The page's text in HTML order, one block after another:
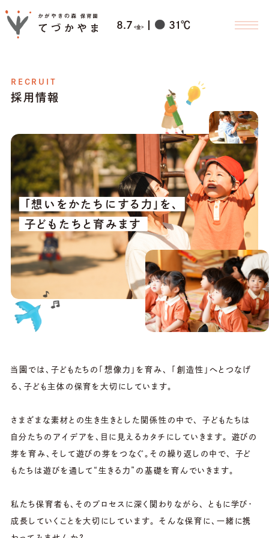
8.7 <金> 31 ℃
園について
園の特徴
職員の紹介
教育・保育
活動内容
１日のスケジュール
年間行事の紹介
入園案内
各種ダウンロード
採用情報
お問い合わせ
RECRUIT
採用情報
「想いをかたちにする力」を、
子どもたちと育みます
当園では、子どもたちの「想像力」を育み、 「創造性」へとつなげ
る、子ども主体の保育を大切にしています。
さまざまな素材との生き生きとした関係性の中で、 子どもたちは
自分たちのアイデアを、目に見えるカタチにしていきます。 遊びの
芽を育み、そして遊びの芽をつなぐ。その繰り返しの中で、 子ど
もたちは遊びを通して“生きる力”の基礎を育んでいきます。
私たち保育者も、そのプロセスに深く関わりながら、 ともに学び・
成長していくことを大切にしています。 そんな保育に、一緒に携